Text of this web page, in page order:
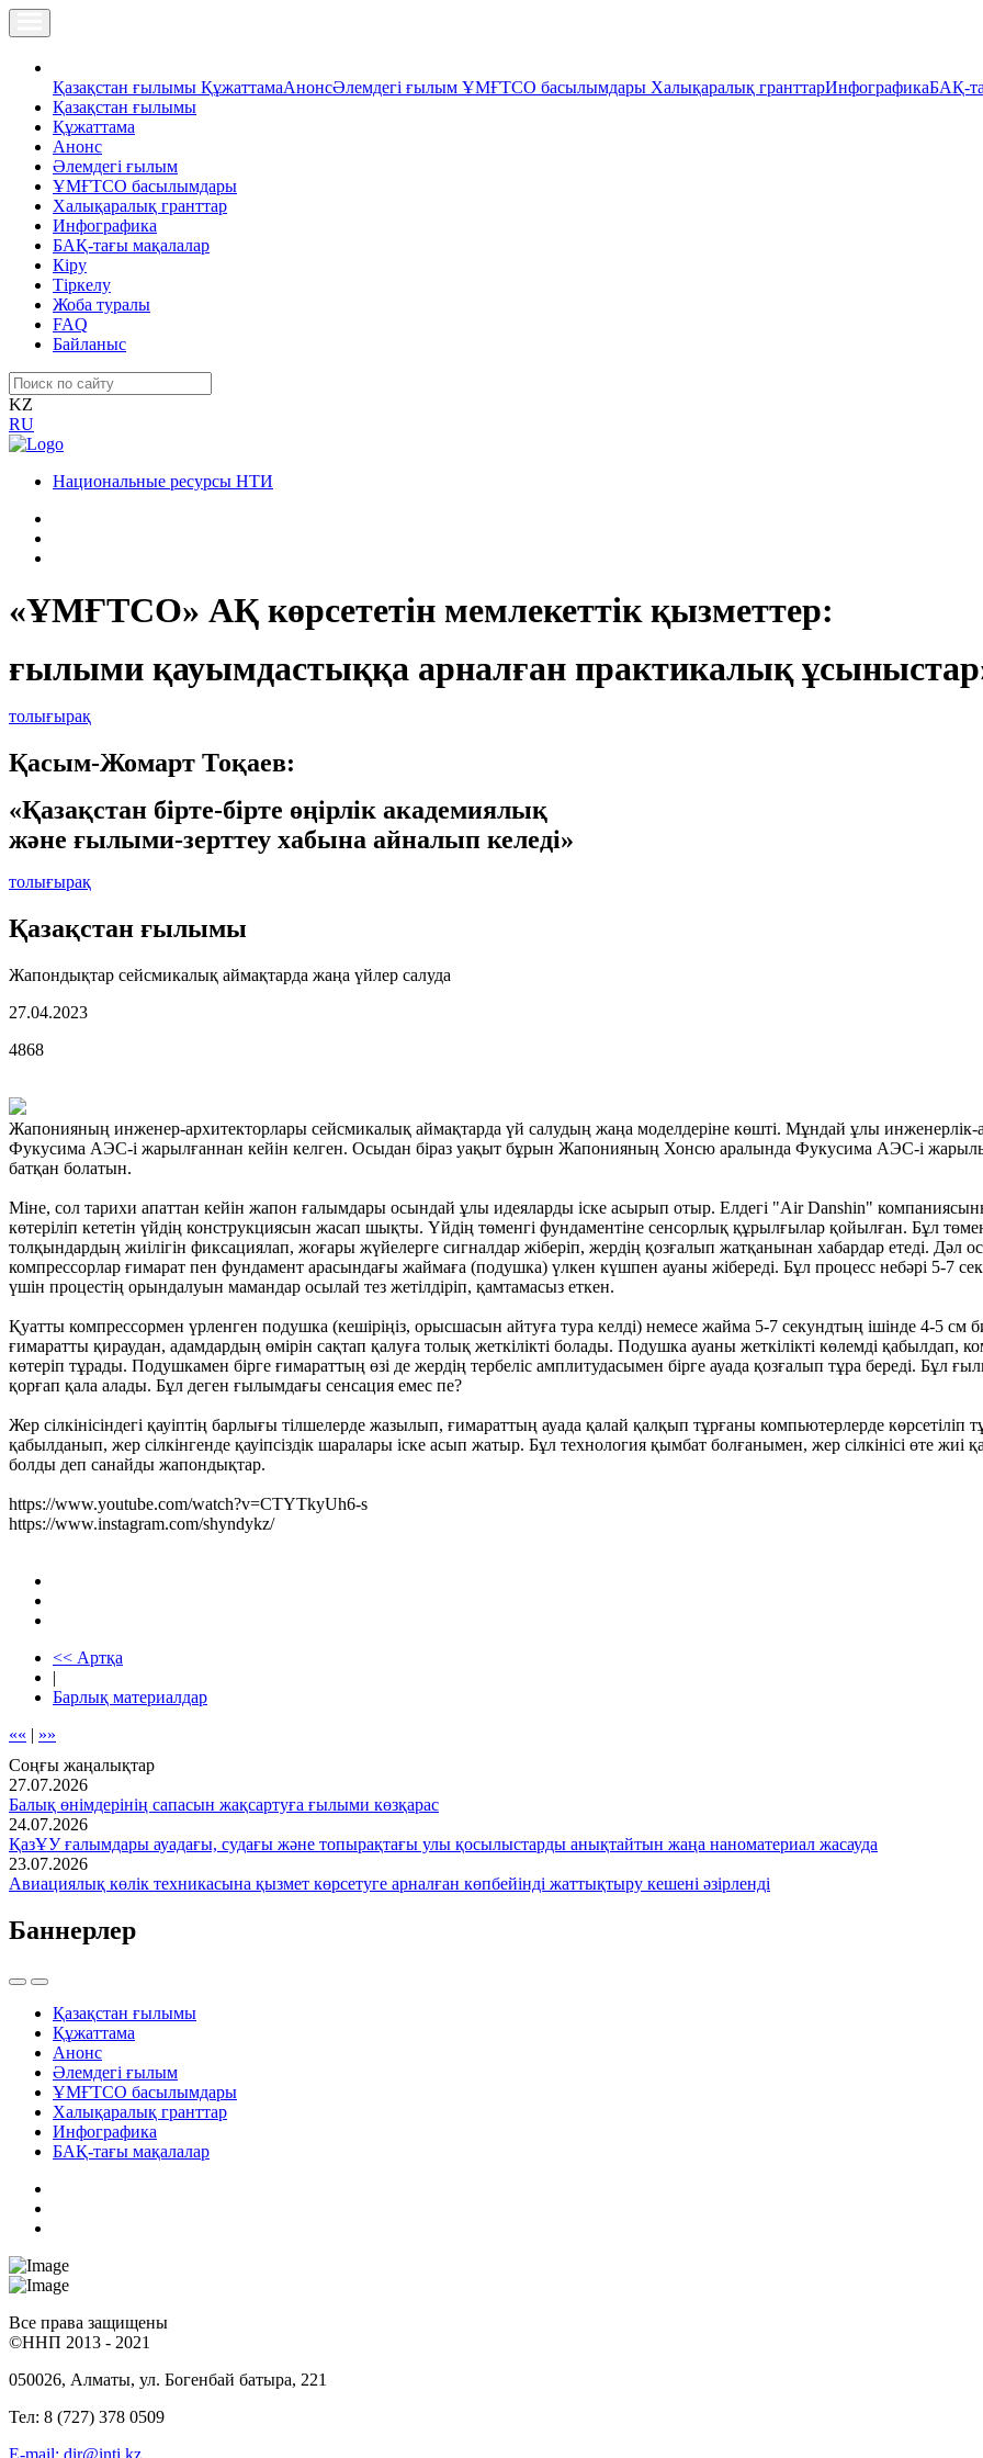
Қазақстан ғылымы ҚұжаттамаАнонсӘлемдегі ғылым ҰМҒТСО басылымдары Халықаралық гранттарИнфографикаБАҚ-
Қазақстан ғылымы
Құжаттама
Анонс
Әлемдегі ғылым
ҰМҒТСО басылымдары
Халықаралық гранттар
Инфографика
БАҚ-тағы мақалалар
Кіру
Тіркелу
Жоба туралы
FAQ
Байланыс
KZ
RU
Национальные ресурсы НТИ
«ҰМҒТСО» АҚ көрсететін мемлекеттік қызметтер:
ғылыми қауымдастыққа арналған практикалық
толығырақ
Қасым-Жомарт Тоқаев:
«Қазақстан бірте-бірте өңірлік академиялық
және ғылыми-зерттеу хабына айналып келеді»
толығырақ
Қазақстан ғылымы
Жапондықтар сейсмикалық аймақтарда жаңа үйлер салуда
27.04.2023
4868
Жапонияның инженер-архитекторлары сейсмикалық аймақтарда үй салудың жаңа моделдеріне көшті. Мұндай ұлы
Фукусима АЭС-і жарылғаннан кейін келген. Осыдан біраз уақыт бұрын Жапонияның Хонсю аралында Фукусима АЭС-і
батқан болатын.
Міне, сол тарихи апаттан кейін жапон ғалымдары осындай ұлы идеяларды іске асырып отыр. Елдегі "Air Danshin"
көтеріліп кететін үйдің конструкциясын жасап шықты. Үйдің төменгі фундаментіне сенсорлық құрылғылар қойылған. Бұл
толқындардың жиілігін фиксациялап, жоғары жүйелерге сигналдар жіберіп, жердің қозғалып жатқанынан хабардар етеді. Дәл
компрессорлар ғимарат пен фундамент арасындағы жаймаға (подушка) үлкен күшпен ауаны жібереді. Бұл процесс небәрі 5-7
үшін процестің орындалуын мамандар осылай тез жетілдіріп, қамтамасыз еткен.
Қуатты компрессормен үрленген подушка (кешіріңіз, орысшасын айтуға тура келді) немесе жайма 5-7 секундтың ішінде 4-5 см
ғимаратты қираудан, адамдардың өмірін сақтап қалуға толық жеткілікті болады. Подушка ауаны жеткілікті көлемді қабылдап,
көтеріп тұрады. Подушкамен бірге ғимараттың өзі де жердің тербеліс амплитудасымен бірге ауада қозғалып тұра береді. Бұл
қорғап қала алады. Бұл деген ғылымдағы сенсация емес пе?
Жер сілкінісіндегі қауіптің барлығы тілшелерде жазылып, ғимараттың ауада қалай қалқып тұрғаны компьютерлерде
қабылданып, жер сілкінгенде қауіпсіздік шаралары іске асып жатыр. Бұл технология қымбат болғанымен, жер сілкінісі өте
болды деп санайды жапондықтар.
https://www.youtube.com/watch?v=CTYTkyUh6-s
https://www.instagram.com/shyndykz/
<< Артқа
|
Барлық материалдар
«« | »»
Соңғы жаңалықтар
27.07.2026
Балық өнімдерінің сапасын жақсартуға ғылыми көзқарас
24.07.2026
ҚазҰУ ғалымдары ауадағы, судағы және топырақтағы улы қосылыстарды анықтайтын жаңа наноматериал жасауда
23.07.2026
Авиациялық көлік техникасына қызмет көрсетуге арналған көпбейінді жаттықтыру кешені әзірленді
Баннерлер
Қазақстан ғылымы
Құжаттама
Анонс
Әлемдегі ғылым
ҰМҒТСО басылымдары
Халықаралық гранттар
Инфографика
БАҚ-тағы мақалалар
Все права защищены
©ННП 2013 - 2021
050026, Алматы, ул. Богенбай батыра, 221
Тел: 8 (727) 378 0509